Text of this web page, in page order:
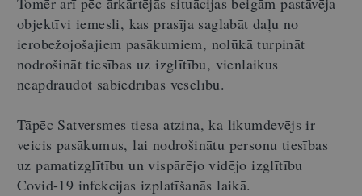
objektīvi iemesli, kas prasīja saglabāt daļu no
ierobežojošajiem pasākumiem, nolūkā turpināt
nodrošināt tiesības uz izglītību, vienlaikus
neapdraudot sabiedrības veselību.
Tāpēc Satversmes tiesa atzina, ka likumdevējs ir
veicis pasākumus, lai nodrošinātu personu tiesības
uz pamatizglītību un vispārējo vidējo izglītību
Covid-19 infekcijas izplatīšanās laikā.